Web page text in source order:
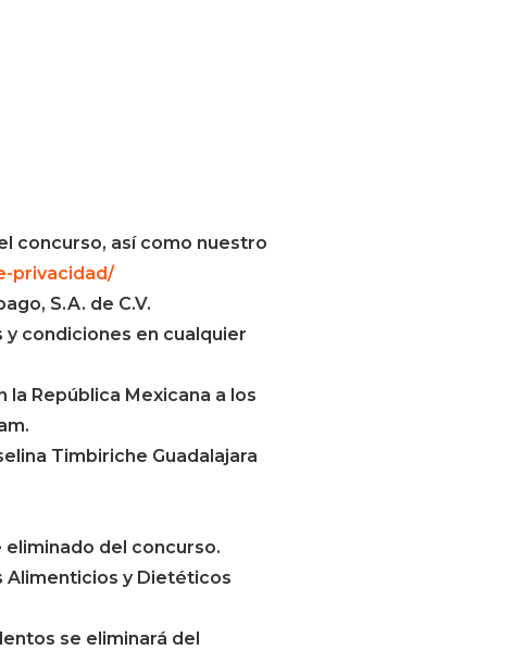
concurso, así como nuestro
privacidad/
S.A. de C.V.
condiciones en cualquier
República Mexicana a los
Timbiriche Guadalajara
del concurso.
Alimenticios y Dietéticos
se eliminará del